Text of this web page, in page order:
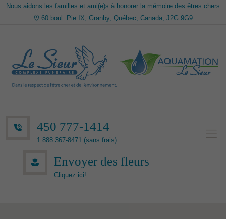
Nous aidons les familles et ami(e)s à honorer la mémoire des êtres chers
60 boul. Pie IX, Granby, Québec, Canada, J2G 9G9
450 777-1414
1 888 367-8471 (sans frais)
Envoyer des fleurs
Cliquez ici!